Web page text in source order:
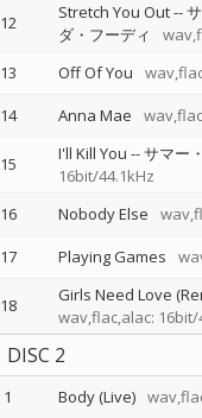
12 Stretch You Out--
ダ・フーディ
13 Off Of You
14
Anna Mae
15 I'll Kill You --サマー
16bit/44.1kHz
16 Nobody Else
17
Playing Games
18 Girls Need Love
wav,flac,alac: 16bit/
DISC 2
1 Body (Live)